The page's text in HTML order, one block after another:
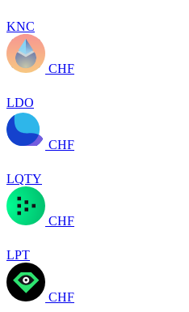
KNC
CHF
LDO
CHF
LQTY
CHF
LPT
CHF